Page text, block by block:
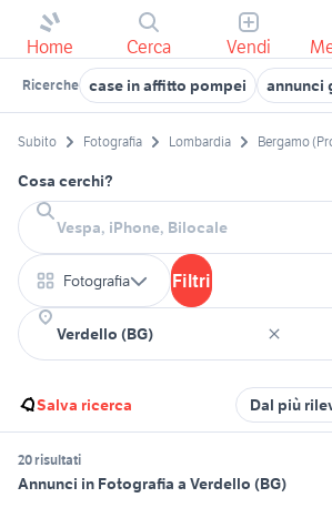
Home Cerca Vendi
Ricerche case in affitto pompei annunci
Subito Fotografia Lombardia Bergamo
Cosa cerchi?
Fotografia Filtri
Salva ricerca Dal più
20 risultati
Annunci in Fotografia a Verdello (BG)